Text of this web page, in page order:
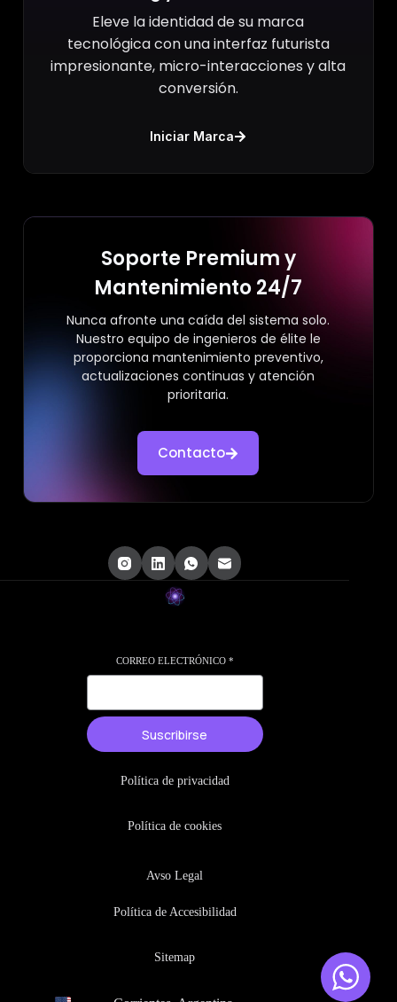
Eleve la identidad de su marca
tecnológica con una interfaz futurista
impresionante, micro-interacciones y alta
conversión.
Iniciar Marca
Soporte Premium y
Mantenimiento 24/7
Nunca afronte una caída del sistema solo.
Nuestro equipo de ingenieros de élite le
proporciona mantenimiento preventivo,
actualizaciones continuas y atención
prioritaria.
Contacto
CORREO ELECTRÓNICO *
Suscribirse
Política de privacidad
Política de cookies
Avso Legal
Política de Accesibilidad
Sitemap